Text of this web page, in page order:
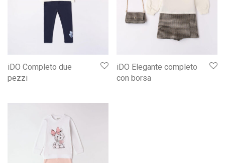
iDO Completo due
pezzi
iDO Elegante completo
con borsa